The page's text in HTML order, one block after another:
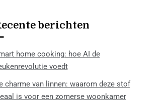
berichten
home cooking: hoe AI de
voedt
charme van linnen: waarom deze stof
is voor een zomerse woonkamer